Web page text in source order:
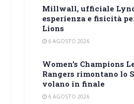
Millwall, ufficiale
esperienza e fisicità
Lions
6 AGOSTO 2026
Women’s Champions
Rangers rimontano lo
volano in finale
6 AGOSTO 2026